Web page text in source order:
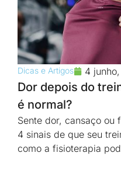
Dicas e Artigos 4
Dor depois do
é normal?
Sente dor, cansaço ou
4 sinais de que seu
como a fisioterapia